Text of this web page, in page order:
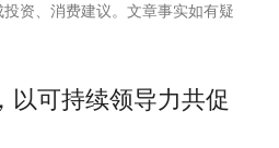
资、消费建议。文章事实如有疑
以可持续领导力共促